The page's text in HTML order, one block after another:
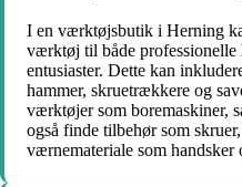
I en værktøjsbutik i Herning
værktøj til både
entusiaster. Dette kan
hammer, skruetrækkere og
værktøjer som boremaskiner,
også finde tilbehør som
værnemateriale som handsker